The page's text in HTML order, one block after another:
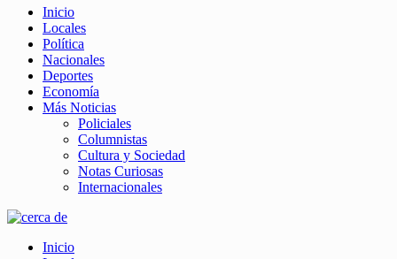
Inicio
Locales
Política
Nacionales
Deportes
Economía
Más Noticias
Policiales
Columnistas
Cultura y Sociedad
Notas Curiosas
Internacionales
Inicio